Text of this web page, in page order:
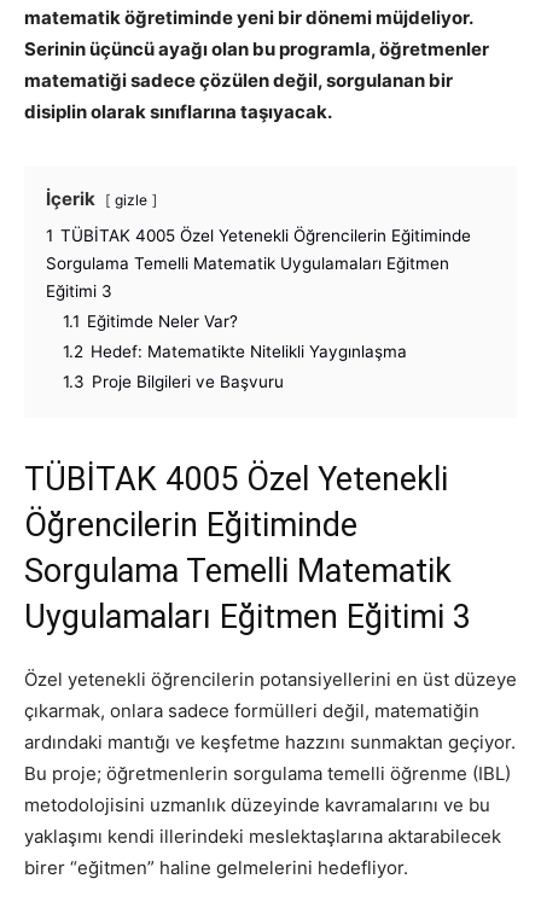
matematik öğretiminde yeni bir dönemi müjdeliyor.
Serinin üçüncü ayağı olan bu programla, öğretmenler
matematiği sadece çözülen değil, sorgulanan bir
disiplin olarak sınıflarına taşıyacak.
İçerik gizle
1 TÜBİTAK 4005 Özel Yetenekli Öğrencilerin Eğitiminde
Sorgulama Temelli Matematik Uygulamaları Eğitmen
Eğitimi 3
1.1 Eğitimde Neler Var?
1.2 Hedef: Matematikte Nitelikli Yaygınlaşma
1.3 Proje Bilgileri ve Başvuru
TÜBİTAK 4005 Özel Yetenekli
Öğrencilerin Eğitiminde
Sorgulama Temelli Matematik
Uygulamaları Eğitmen Eğitimi 3
Özel yetenekli öğrencilerin potansiyellerini en üst düzeye
çıkarmak, onlara sadece formülleri değil, matematiğin
ardındaki mantığı ve keşfetme hazzını sunmaktan geçiyor.
Bu proje; öğretmenlerin sorgulama temelli öğrenme (IBL)
metodolojisini uzmanlık düzeyinde kavramalarını ve bu
yaklaşımı kendi illerindeki meslektaşlarına aktarabilecek
birer “eğitmen” haline gelmelerini hedefliyor.